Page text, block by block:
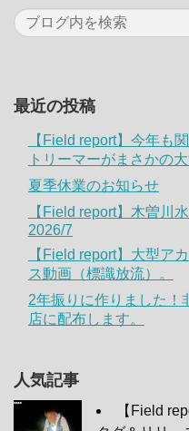
最近の投稿
【Field report】今年も
トリーマーがまさかの
夏季休業のお知らせ
【Field report】木曽川
2026/7
【Field report】大型ア
ス動画（標識放流）。
2年振りに作りました！
店に配布します。
人気記事
【Field